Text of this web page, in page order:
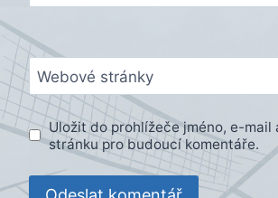
Webové stránky
Uložit do prohlížeče jméno, e-mail
stránku pro budoucí komentáře.